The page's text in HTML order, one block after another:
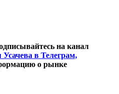
на канал
в Телеграм,
о рынке